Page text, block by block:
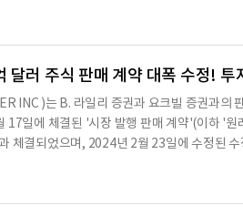
이사로 임명되며, 두 이사회 임명은 2025년
달러 주식 판매 계약 대폭 수정! 투
INC )는 B. 라일리 증권과 요크빌 증권과의
17일에 체결된 '시장 발행 판매 계약'(이하 '
체결되었으며, 2024년 2월 23일에 수정된
러그파워는 B. 라일리 증권을 통해 최대 10
의가 요크빌 증권과 B. 라일리 증권으로 수정